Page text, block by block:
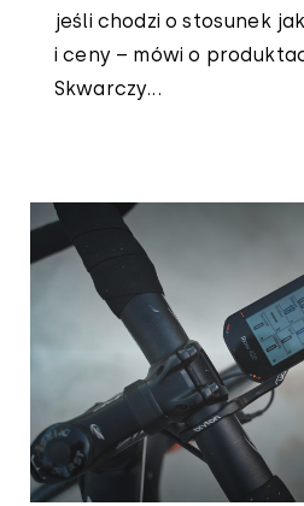
jeśli chodzi o stosunek
i ceny – mówi o
Skwarczy...